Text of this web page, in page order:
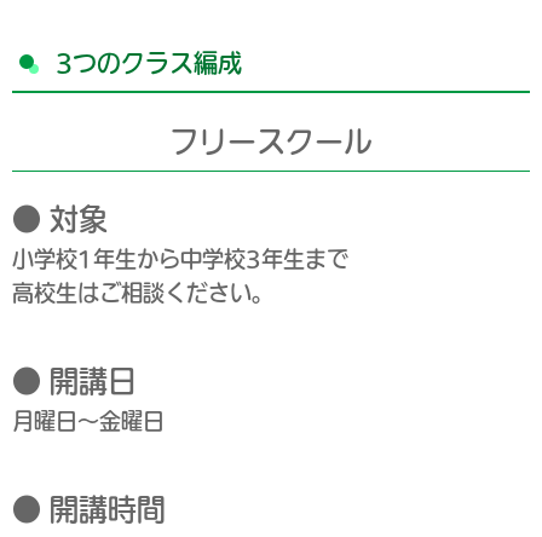
3つのクラス編成
フリースクール
● 対象
小学校1年生から中学校3年生まで
高校生はご相談ください。
● 開講日
月曜日～金曜日
● 開講時間